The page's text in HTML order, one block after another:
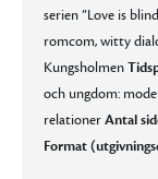
serien ”Love is
romcom, witty
Kungsholmen
och ungdom:
relationerAntal
Format